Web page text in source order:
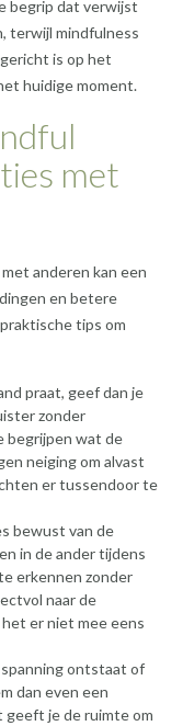
begrip dat verwijst
terwijl mindfulness
is op het
huidige moment.
met
anderen kan een
en betere
tips om
praat, geef dan je
zonder
begrijpen wat de
neiging om alvast
er tussendoor te
bewust van de
in de ander tijdens
erkennen zonder
naar de
het er niet mee eens
ontstaat of
dan even een
geeft je de ruimte om